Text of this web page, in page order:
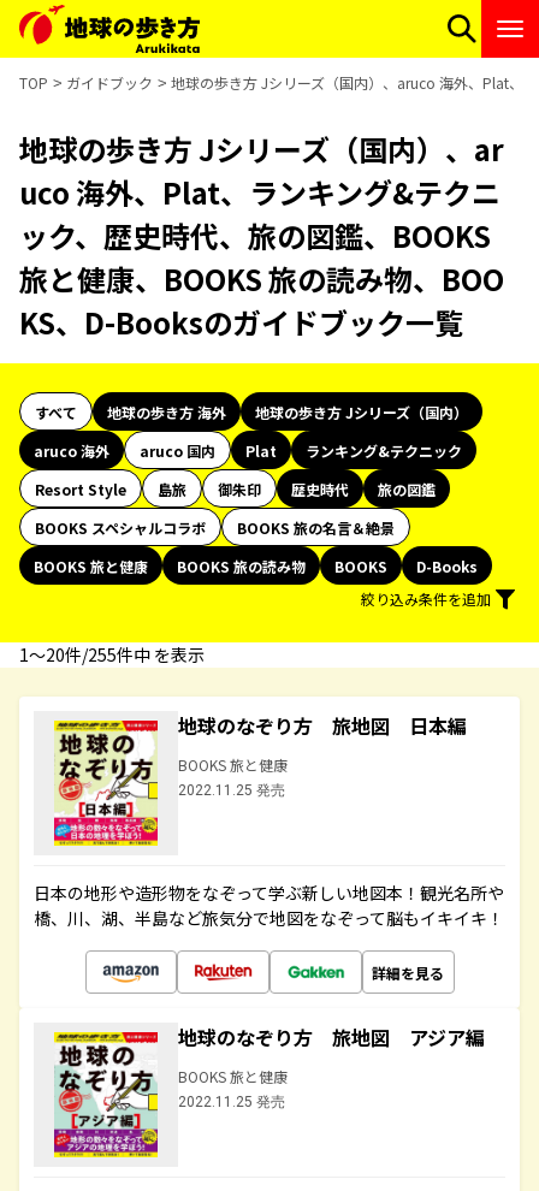
TOP ガイドブック 地球の歩き方 Jシリーズ（国内）、aruco 海外、Plat、
地球の歩き方 Jシリーズ（国内）、ar
uco 海外、Plat、ランキング&テクニ
ック、歴史時代、旅の図鑑、BOOKS
旅と健康、BOOKS 旅の読み物、BOO
KS、D-Booksのガイドブック一覧
すべて 地球の歩き方 海外
地球の歩き方 Jシリーズ（国内）
aruco 海外
aruco 国内 Plat
ランキング&テクニック
Resort Style
島旅 御朱印 歴史時代
旅の図鑑
BOOKS スペシャルコラボ
BOOKS 旅の名言＆絶景
BOOKS 旅と健康
BOOKS 旅の読み物 BOOKS
D-Books
絞り込み条件を追加
1〜20件/255件中 を表示
地球のなぞり方 旅地図 日本編
BOOKS 旅と健康
2022.11.25 発売
日本の地形や造形物をなぞって学ぶ新しい地図本！観光名所や
橋、川、湖、半島など旅気分で地図をなぞって脳もイキイキ！
詳細を見る
地球のなぞり方 旅地図 アジア編
BOOKS 旅と健康
2022.11.25 発売